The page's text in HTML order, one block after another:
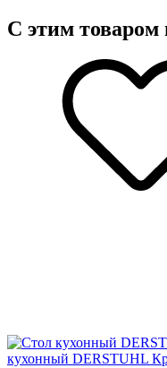
С этим
кухонный DERSTUHL